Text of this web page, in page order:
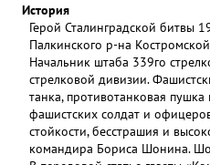
История
Герой Сталинградской битвы
Палкинского р-на
Начальник штаба 339го
стрелковой дивизии.
танка, противотанковая
фашистских солдат и
стойкости, бесстрашия и
командира Бориса Шонина.